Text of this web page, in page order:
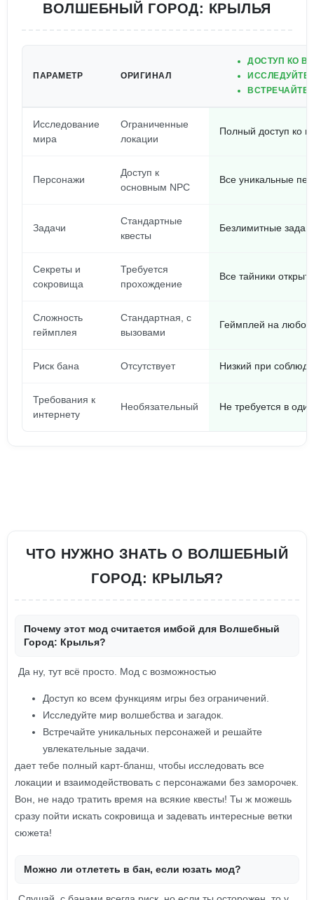
ВОЛШЕБНЫЙ ГОРОД: КРЫЛЬЯ
ПАРАМЕТР ОРИГИНАЛ
ДОСТУП КО
ИССЛЕДУЙТЕ
ВСТРЕЧАЙТЕ
Исследование
мира
Ограниченные
локации
Полный доступ ко
Персонажи
Доступ к
основным NPC
Все уникальные
Задачи
Стандартные
квесты
Безлимитные
Секреты и
сокровища
Требуется
прохождение
Все тайники
Сложность
геймплея
Стандартная, с
вызовами
Геймплей на
Риск бана Отсутствует Низкий при
Требования к
интернету
Необязательный Не требуется в
ЧТО НУЖНО ЗНАТЬ О ВОЛШЕБНЫЙ
ГОРОД: КРЫЛЬЯ?
Почему этот мод считается имбой для Волшебный
Город: Крылья?
Да ну, тут всё просто. Мод с возможностью
Доступ ко всем функциям игры без ограничений.
Исследуйте мир волшебства и загадок.
Встречайте уникальных персонажей и решайте
увлекательные задачи.
дает тебе полный карт-бланш, чтобы исследовать все
локации и взаимодействовать с персонажами без заморочек.
Вон, не надо тратить время на всякие квесты! Ты ж можешь
сразу пойти искать сокровища и задевать интересные ветки
сюжета!
Можно ли отлететь в бан, если юзать мод?